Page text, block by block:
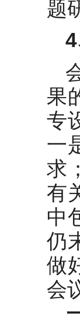
题
4
果
专
一
求
有
中
仍
做
会